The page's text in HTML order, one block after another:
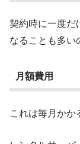
契約時に一度だ
なることも多い
月額費用
これは毎月かか